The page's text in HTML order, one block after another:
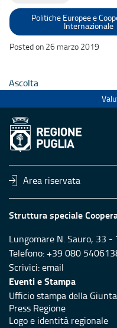
Politiche Europee e
Internazionale
Posted on 26 marzo 2019
Ascolta
Area riservata
Struttura speciale
Lungomare N. Sauro, 33
Telefono: +39 080
Scrivici:email
Eventi e Stampa
Ufficio stampa della Giunta
Press Regione
Logo e identità regionale